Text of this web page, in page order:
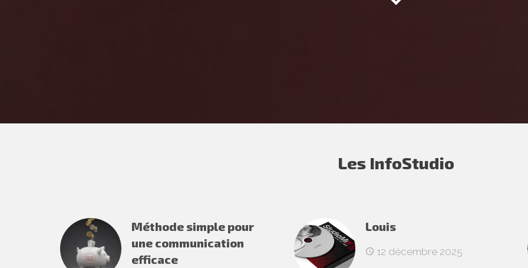
Les InfoStudio
Méthode simple pour
une communication
efficace
Louis
12 décembre 2025